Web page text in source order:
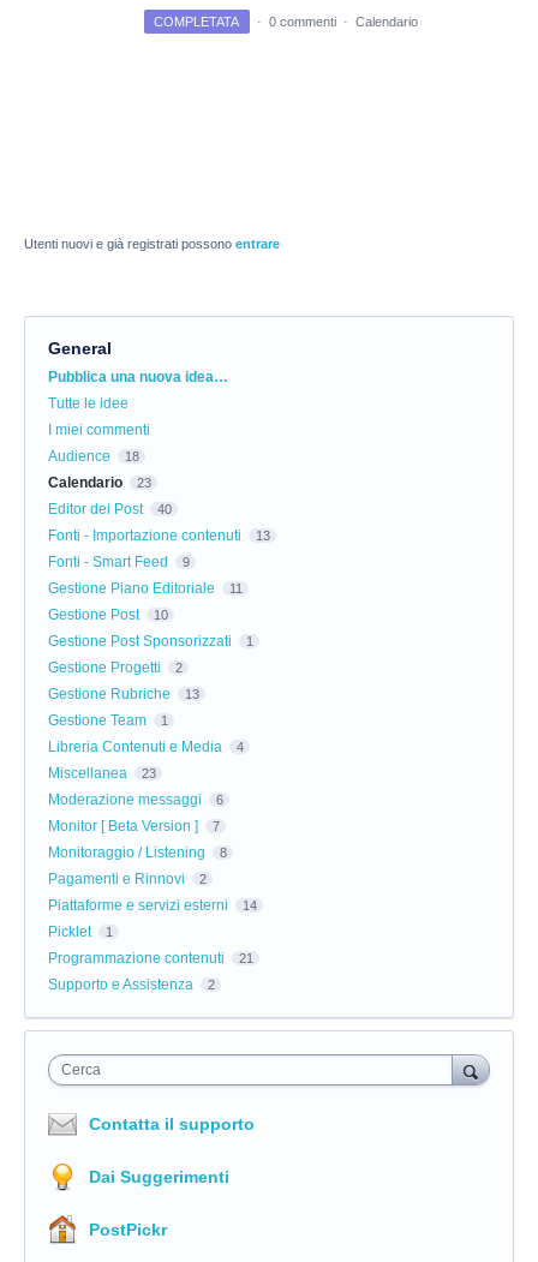
COMPLETATA · 0 commenti · Calendario
Utenti nuovi e già registrati possono entrare
General
Categorie
Pubblica una nuova idea…
Tutte le idee
I miei commenti
Audience
18
Calendario 23
Editor dei Post 40
Fonti - Importazione contenuti 13
Fonti - Smart Feed 9
Gestione Piano Editoriale 11
Gestione Post 10
Gestione Post Sponsorizzati 1
Gestione Progetti 2
Gestione Rubriche 13
Gestione Team 1
Libreria Contenuti e Media 4
Miscellanea 23
Moderazione messaggi 6
Monitor [ Beta Version ] 7
Monitoraggio / Listening 8
Pagamenti e Rinnovi 2
Piattaforme e servizi esterni 14
Picklet 1
Programmazione contenuti 21
Supporto e Assistenza 2
Cerca
Contatta il supporto
Dai Suggerimenti
PostPickr